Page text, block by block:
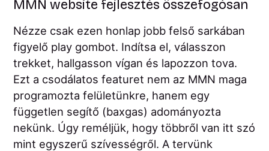
MMN website fejlesztés összefogósan
Nézze csak ezen honlap jobb felső sarkában
figyelő play gombot. Indítsa el, válasszon
trekket, hallgasson vígan és lapozzon tova.
Ezt a csodálatos featuret nem az MMN maga
programozta felületünkre, hanem egy
független segítő (baxgas) adományozta
nekünk. Úgy reméljük, hogy többről van itt szó
mint egyszerű szívességről. A tervünk